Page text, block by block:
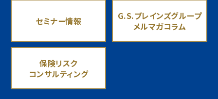
セミナー情報
G.S.ブレインズグループ
メルマガコラム
保険リスク
コンサルティング